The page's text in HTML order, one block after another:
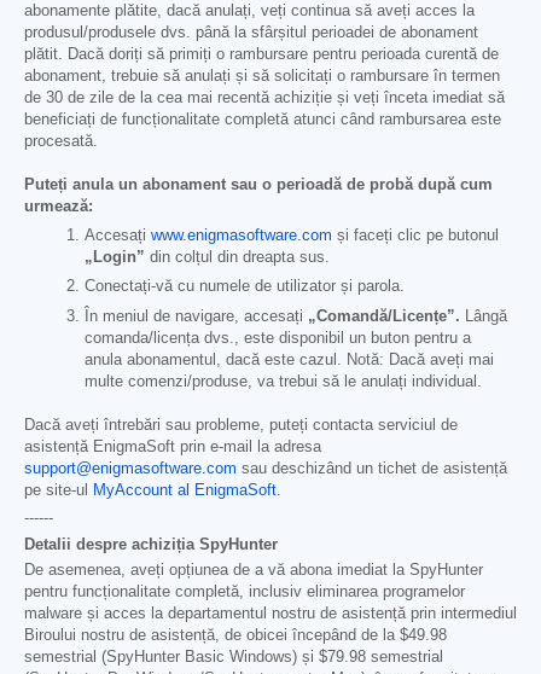
abonamente plătite, dacă anulați, veți continua să aveți acces la
produsul/produsele dvs. până la sfârșitul perioadei de abonament
plătit. Dacă doriți să primiți o rambursare pentru perioada curentă de
abonament, trebuie să anulați și să solicitați o rambursare în termen
de 30 de zile de la cea mai recentă achiziție și veți înceta imediat să
beneficiați de funcționalitate completă atunci când rambursarea este
procesată.
Puteți anula un abonament sau o perioadă de probă după cum
urmează:
Accesați www.enigmasoftware.com și faceți clic pe butonul
„Login” din colțul din dreapta sus.
Conectați-vă cu numele de utilizator și parola.
În meniul de navigare, accesați „Comandă/Licențe”. Lângă
comanda/licența dvs., este disponibil un buton pentru a
anula abonamentul, dacă este cazul. Notă: Dacă aveți mai
multe comenzi/produse, va trebui să le anulați individual.
Dacă aveți întrebări sau probleme, puteți contacta serviciul de
asistență EnigmaSoft prin e-mail la adresa
support@enigmasoftware.com sau deschizând un tichet de asistență
pe site-ul
MyAccount al EnigmaSoft
------
Detalii despre achiziția SpyHunter
De asemenea, aveți opțiunea de a vă abona imediat la SpyHunter
pentru funcționalitate completă, inclusiv eliminarea programelor
malware și acces la departamentul nostru de asistență prin intermediul
Biroului nostru de asistență, de obicei începând de la $49.98
semestrial (SpyHunter Basic Windows) și $79.98 semestrial